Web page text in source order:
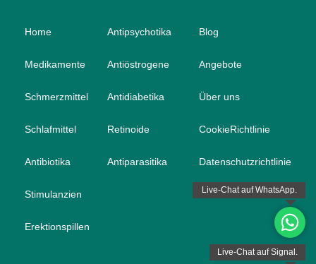
Home
Medikamente
Schmerzmittel
Schlafmittel
Antibiotika
Stimulanzien
Erektionspillen
Antipsychotika
Antiöstrogene
Antidiabetika
Retinoide
Antiparasitika
Blog
Angebote
Über uns
CookieRichtlinie
Datenschutzrichtlinie